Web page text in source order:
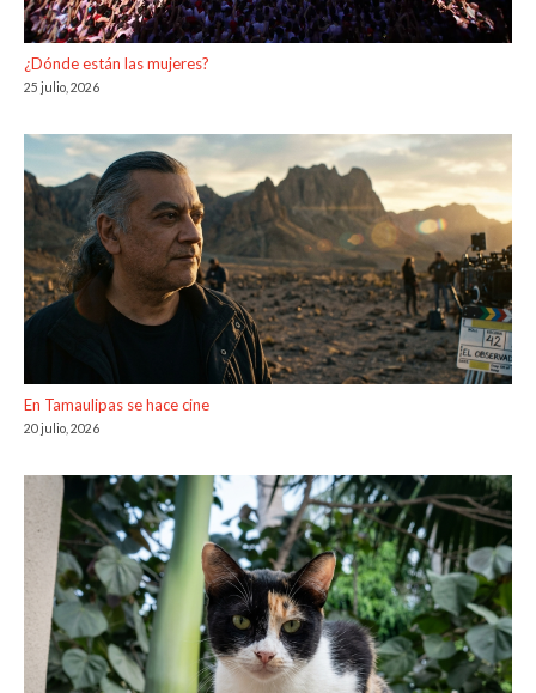
¿Dónde están las mujeres?
25 julio, 2026
En Tamaulipas se hace cine
20 julio, 2026